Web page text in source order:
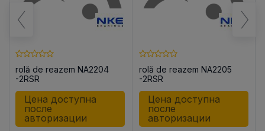
rolă de reazem NA2204
-2RSR
Цена доступна
после
авторизации
rolă de reazem NA2205
-2RSR
Цена доступна
после
авторизации